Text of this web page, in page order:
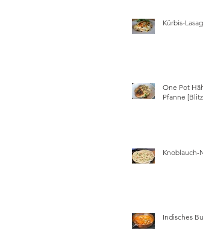
Kürbis-
One Pot
Pfanne
Knoblauch-
Indisches